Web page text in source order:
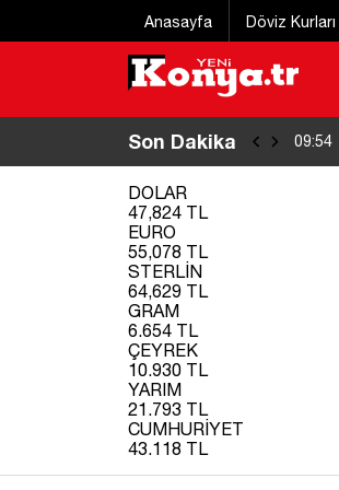
Anasayfa Döviz Kurları
Son Dakika 09:49
DOLAR
47,824 TL
EURO
55,078 TL
STERLİN
64,629 TL
GRAM
6.654 TL
ÇEYREK
10.930 TL
YARIM
21.793 TL
CUMHURİYET
43.118 TL